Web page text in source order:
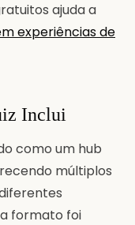
ajuda a
experiências de
Inclui
como um hub
múltiplos
formato foi